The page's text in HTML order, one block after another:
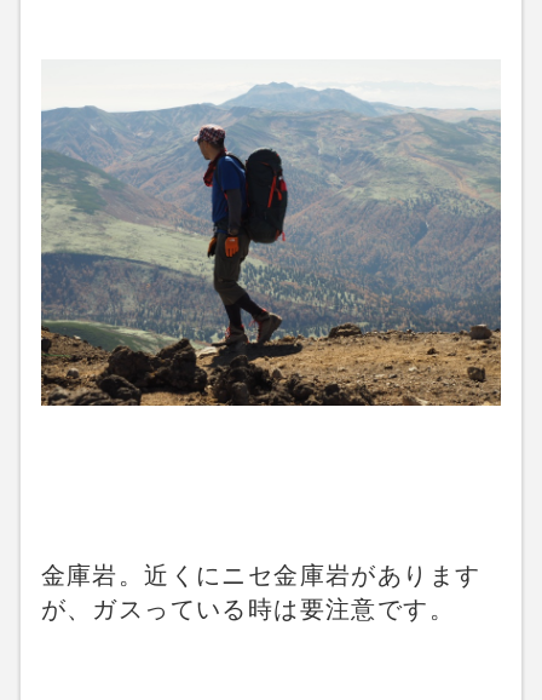
金庫岩。近くにニセ金庫岩があります
が、ガスっている時は要注意です。